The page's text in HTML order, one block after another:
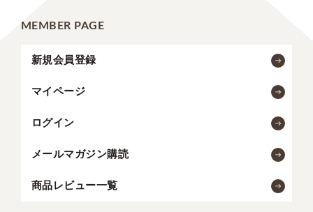
MEMBER PAGE
新規会員登録
マイページ
ログイン
メールマガジン購読
商品レビュー一覧